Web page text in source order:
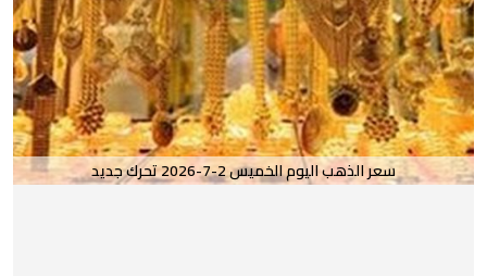
سعر الذهب اليوم الخميس 2-7-2026 تحرك جديد